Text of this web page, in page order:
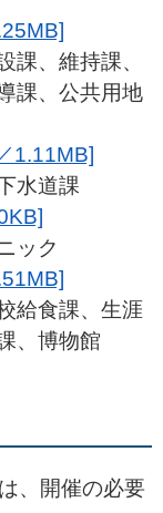
課、維持課、
課、公共用地
1.11MB]
水道課
ック
給食課、生涯
、博物館
、開催の必要